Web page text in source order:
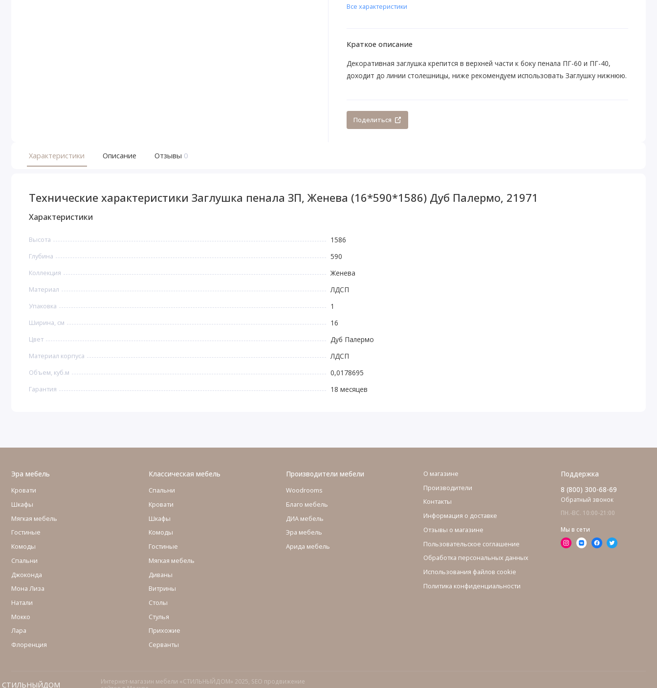
Все характеристики
Краткое описание
Декоративная заглушка крепится в верхней части к боку пенала ПГ-60 и ПГ-40,
доходит до линии столешницы, ниже рекомендуем использовать Заглушку нижнюю.
Поделиться
Характеристики Описание Отзывы 0
Технические характеристики Заглушка пенала ЗП, Женева (16*590*1586) Дуб Палермо, 21971
Характеристики
Высота 1586
Глубина 590
Коллекция Женева
Материал ЛДСП
Упаковка 1
Ширина, см 16
Цвет Дуб Палермо
Материал корпуса ЛДСП
Объем, куб.м 0,0178695
Гарантия 18 месяцев
Эра мебель
Кровати
Шкафы
Мягкая мебель
Гостиные
Комоды
Cпальни
Джоконда
Мона Лиза
Натали
Мокко
Лара
Флоренция
Классическая мебель
Спальни
Кровати
Шкафы
Комоды
Гостиные
Мягкая мебель
Диваны
Витрины
Столы
Стулья
Прихожие
Серванты
Производители мебели
Woodrooms
Благо мебель
ДИА мебель
Эра мебель
Арида мебель
О магазине
Производители
Контакты
Информация о доставке
Отзывы о магазине
Пользовательское соглашение
Обработка персональных данных
Использования файлов cookie
Политика конфиденциальности
Поддержка
8 (800) 300-68-69
Обратный звонок
ПН.-ВС. 10:00-21:00
Мы в сети
СТИЛЬНЫЙДОМ Интернет-магазин мебели «СТИЛЬНЫЙДОМ» 2025, SEO продвижение